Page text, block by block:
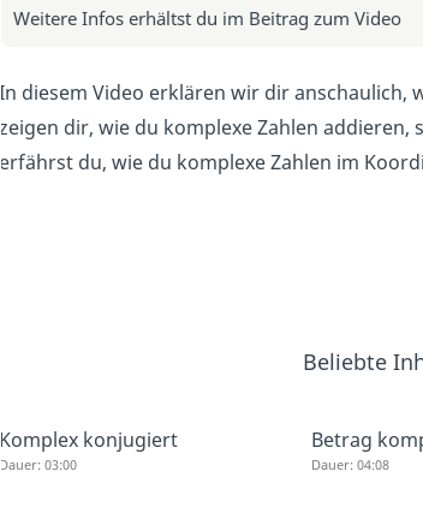
Weitere Infos erhältst du im Beitrag zum Video
In diesem Video erklären wir dir anschaulich,
zeigen dir, wie du komplexe Zahlen
erfährst du, wie du komplexe Zahlen im
Beliebte
Komplex konjugiert
Dauer: 03:00
Betrag
Dauer: 04:08